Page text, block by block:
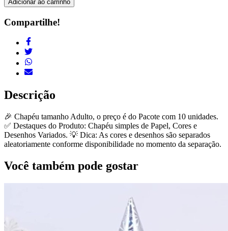
Adicionar ao carrinho
Compartilhe!
Descrição
🎉 Chapéu tamanho Adulto, o preço é do Pacote com 10 unidades.
✅ Destaques do Produto: Chapéu simples de Papel, Cores e
Desenhos Variados. 💡 Dica: As cores e desenhos são separados
aleatoriamente conforme disponibilidade no momento da separação.
Você também pode gostar